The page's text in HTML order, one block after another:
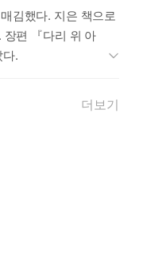
마자 요절해버린 사
기도 하다.
포감이 늘 스며 있
다름없었다. 동성
었다. 이 남자들은
김했다. 지은 책으로
편 『다리 위 아
.
더보기